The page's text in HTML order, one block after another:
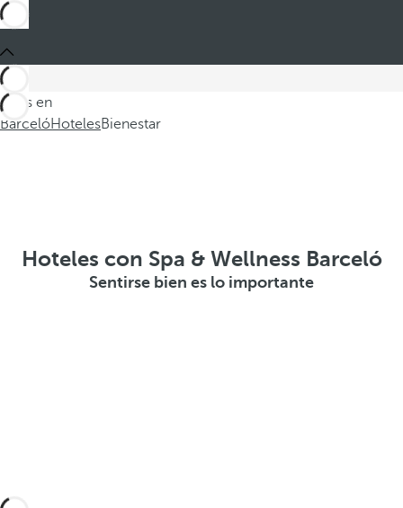
Estás en
BarcelóHotelesBienestar
Hoteles con Spa & Wellness Barceló
Sentirse bien es lo importante